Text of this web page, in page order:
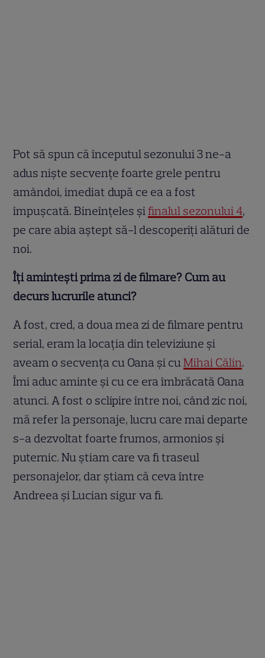
Pot să spun că începutul sezonului 3 ne-a
adus niște secvențe foarte grele pentru
amândoi, imediat după ce ea a fost
împușcată. Bineînțeles șifinalul sezonului 4,
pe care abia aștept să-l descoperiți alături de
noi.
Îți amintești prima zi de filmare? Cum au
decurs lucrurile atunci?
A fost, cred, a doua mea zi de filmare pentru
serial, eram la locația din televiziune și
aveam o secvența cu Oana și cuMihai Călin.
Îmi aduc aminte și cu ce era îmbrăcată Oana
atunci. A fost o sclipire între noi, când zic noi,
mă refer la personaje, lucru care mai departe
s-a dezvoltat foarte frumos, armonios și
puternic. Nu știam care va fi traseul
personajelor, dar știam că ceva între
Andreea și Lucian sigur va fi.